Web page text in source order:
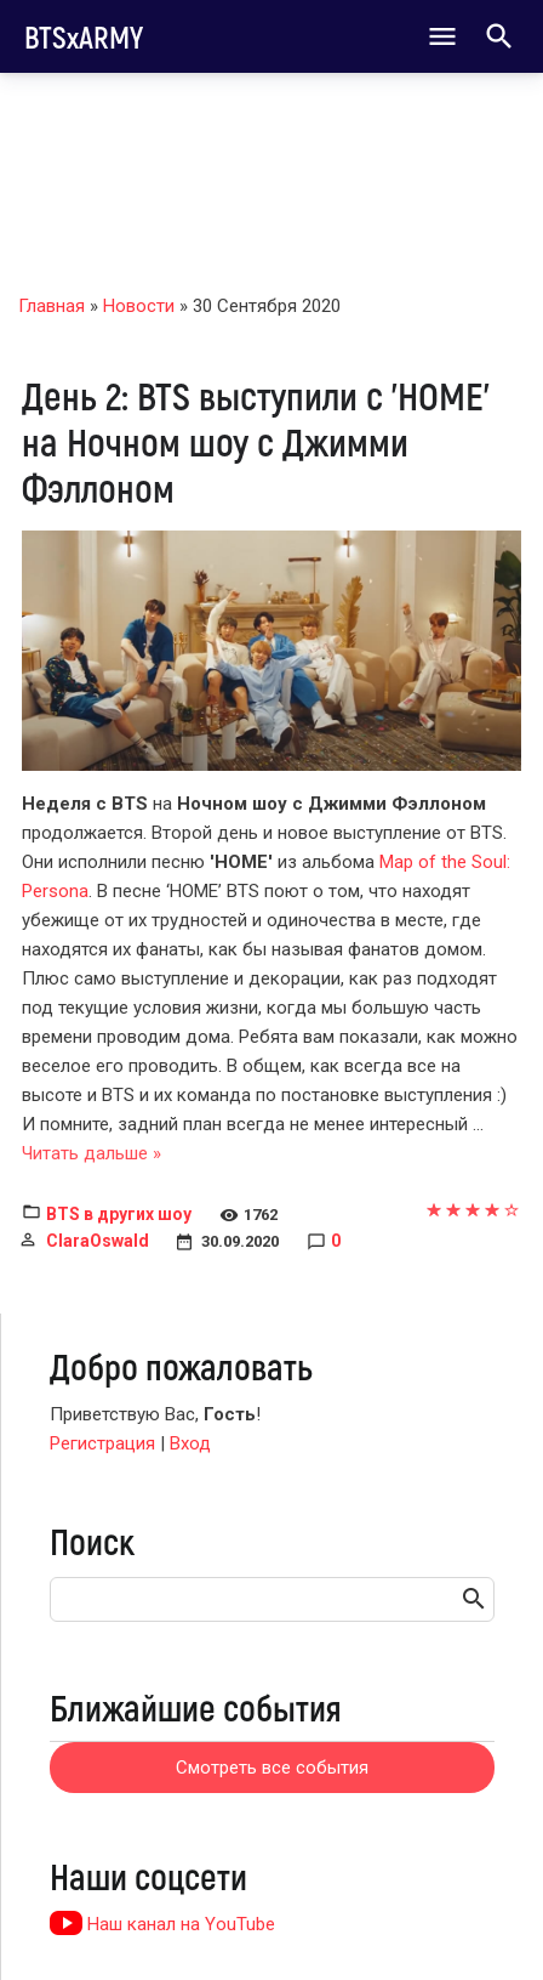
BTSxARMY
Главная » Новости » 30 Сентября 2020
День 2: BTS выступили с 'HOME'
на Ночном шоу с Джимми
Фэллоном
Неделя с BTS на Ночном шоу с Джимми Фэллоном
продолжается. Второй день и новое выступление от BTS.
Они исполнили песню 'HOME' из альбома Map of the Soul:
Persona. В песне ‘HOME’ BTS поют о том, что находят
убежище от их трудностей и одиночества в месте, где
находятся их фанаты, как бы называя фанатов домом.
Плюс само выступление и декорации, как раз подходят
под текущие условия жизни, когда мы большую часть
времени проводим дома. Ребята вам показали, как можно
веселое его проводить. В общем, как всегда все на
высоте и BTS и их команда по постановке выступления :)
И помните, задний план всегда не менее интересный ...
Читать дальше »
BTS в других шоу 1762
ClaraOswald 30.09.2020 0
Добро пожаловать
Приветствую Вас, Гость!
Регистрация | Вход
Поиск
Ближайшие события
Смотреть все события
Наши соцсети
Наш канал на YouTube